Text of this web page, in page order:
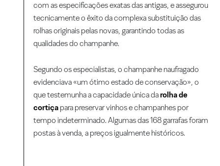
com as especificações exatas das antigas, e assegurou
tecnicamente o êxito da complexa substituição das
rolhas originais pelas novas, garantindo todas as
qualidades do champanhe.
Segundo os especialistas, o champanhe naufragado
evidenciava «um ótimo estado de conservação», o
que testemunha a capacidade única darolha de
cortiça para preservar vinhos e champanhes por
tempo indeterminado. Algumas das 168 garrafas foram
postas à venda, a preços igualmente históricos.